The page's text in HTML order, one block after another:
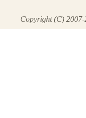
Copyright (C) 2007-